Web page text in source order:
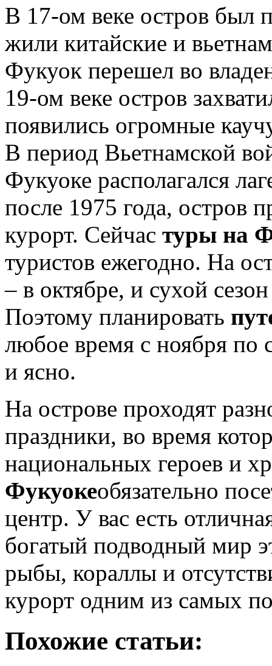
В 17-ом веке остров был
жили китайские и
Фукуок перешел во
19-ом веке остров
появились огромные
В период Вьетнамской
Фукуоке располагался
после 1975 года, остров
курорт. Сейчас туры на
туристов ежегодно. На
– в октябре, и сухой
Поэтому планировать
любое время с ноября по
и ясно.
На острове проходят
праздники, во время
национальных героев и
Фукуокеобязательно
центр. У вас есть
богатый подводный мир
рыбы, кораллы и
курорт одним из самых
Похожие статьи: